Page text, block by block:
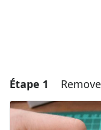
Étape 1